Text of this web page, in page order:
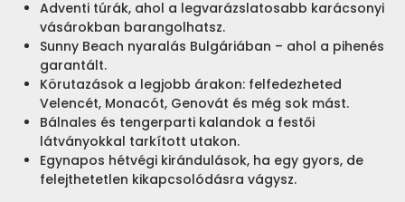
Adventi túrák, ahol a legvarázslatosabb karácsonyi
vásárokban barangolhatsz.
Sunny Beach nyaralás Bulgáriában – ahol a pihenés
garantált.
Körutazások a legjobb árakon: felfedezheted
Velencét, Monacót, Genovát és még sok mást.
Bálnales és tengerparti kalandok a festői
látványokkal tarkított utakon.
Egynapos hétvégi kirándulások, ha egy gyors, de
felejthetetlen kikapcsolódásra vágysz.